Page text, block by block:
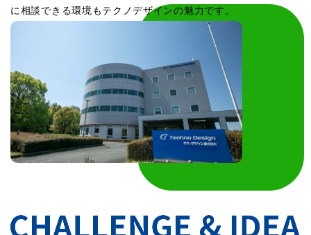
に相談できる環境もテクノデザインの魅力です。